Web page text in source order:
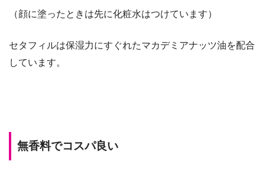
（顔に塗ったときは先に化粧水はつけています）
セタフィルは保湿力にすぐれたマカデミアナッツ油を配合
しています。
無香料でコスパ良い